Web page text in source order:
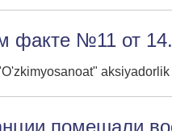
№11 от
aksiyadorlik
помешали